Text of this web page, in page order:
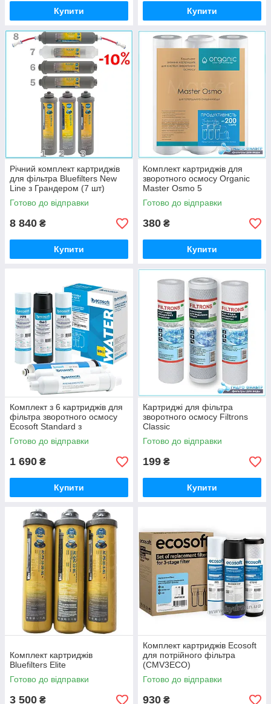
Купити Купити
Річний комплект картриджів
для фільтра Bluefilters New
Line з Грандером (7 шт)
Готово до відправки
8 840 ₴
Купити
Комплект картриджів для
зворотного осмосу Organic
Master Osmo 5
Готово до відправки
380 ₴
Купити
Комплект з 6 картриджів для
фільтра зворотного осмосу
Ecosoft Standard з
мінералізатором
Готово до відправки
1 690 ₴
Купити
Картриджі для фільтра
зворотного осмосу Filtrons
Classic
Готово до відправки
199 ₴
Купити
Комплект картриджів
Bluefilters Elite
Готово до відправки
3 500 ₴
Комплект картриджів Ecosoft
для потрійного фільтра
(CMV3ECO)
Готово до відправки
930 ₴